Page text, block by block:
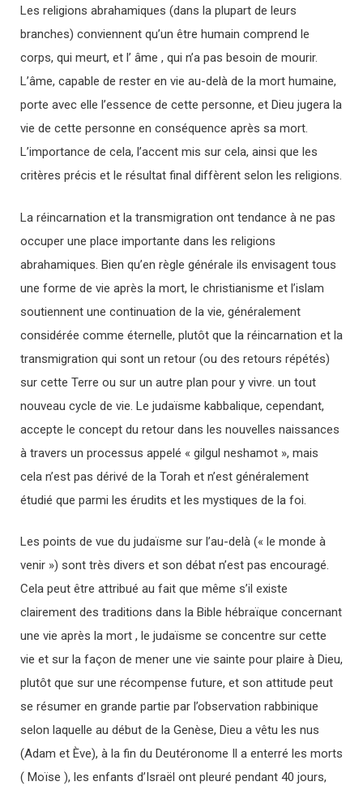
Les religions abrahamiques (dans la plupart de leurs
branches) conviennent qu’un être humain comprend le
corps, qui meurt, et l’ âme , qui n’a pas besoin de mourir.
L’âme, capable de rester en vie au-delà de la mort humaine,
porte avec elle l’essence de cette personne, et Dieu jugera la
vie de cette personne en conséquence après sa mort.
L’importance de cela, l’accent mis sur cela, ainsi que les
critères précis et le résultat final diffèrent selon les religions.
La réincarnation et la transmigration ont tendance à ne pas
occuper une place importante dans les religions
abrahamiques. Bien qu’en règle générale ils envisagent tous
une forme de vie après la mort, le christianisme et l’islam
soutiennent une continuation de la vie, généralement
considérée comme éternelle, plutôt que la réincarnation et la
transmigration qui sont un retour (ou des retours répétés)
sur cette Terre ou sur un autre plan pour y vivre. un tout
nouveau cycle de vie. Le judaïsme kabbalique, cependant,
accepte le concept du retour dans les nouvelles naissances
à travers un processus appelé « gilgul neshamot », mais
cela n’est pas dérivé de la Torah et n’est généralement
étudié que parmi les érudits et les mystiques de la foi.
Les points de vue du judaïsme sur l’au-delà (« le monde à
venir ») sont très divers et son débat n’est pas encouragé.
Cela peut être attribué au fait que même s’il existe
clairement des traditions dans la Bible hébraïque concernant
une vie après la mort , le judaïsme se concentre sur cette
vie et sur la façon de mener une vie sainte pour plaire à Dieu,
plutôt que sur une récompense future, et son attitude peut
se résumer en grande partie par l’observation rabbinique
selon laquelle au début de la Genèse, Dieu a vêtu les nus
(Adam et Ève), à ​​la fin du Deutéronome Il a enterré les morts
( Moïse ), les enfants d’Israël ont pleuré pendant 40 jours,